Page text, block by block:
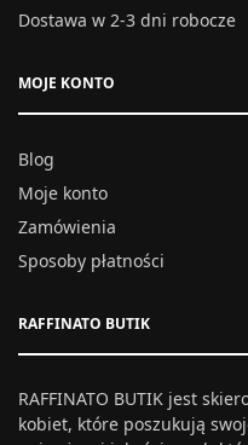
Dostawa w 2-3 dni robocze
MOJE KONTO
Blog
Moje konto
Zamówienia
Sposoby płatności
RAFFINATO BUTIK
RAFFINATO BUTIK jest
kobiet, które poszukują